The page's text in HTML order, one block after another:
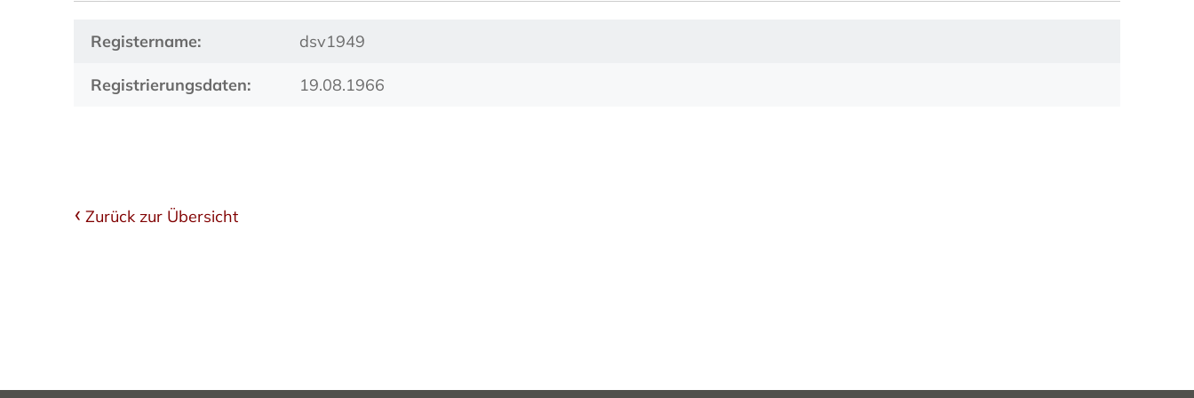
Registername: dsv1949
Registrierungsdaten: 19.08.1966
Zurück zur Übersicht